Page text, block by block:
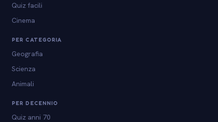
Quiz facili
Cinema
PER CATEGORIA
Geografia
Scienza
Animali
PER DECENNIO
Quiz anni 70